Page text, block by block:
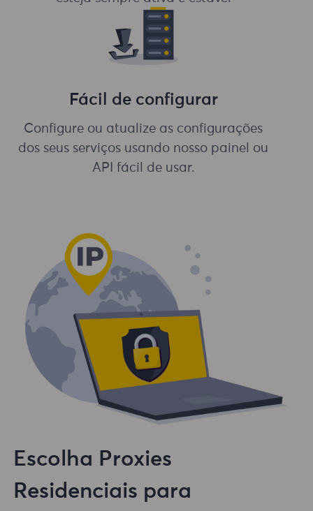
Fácil de configurar
Configure ou atualize as configurações
dos seus serviços usando nosso painel ou
API fácil de usar.
Escolha Proxies
Residenciais para